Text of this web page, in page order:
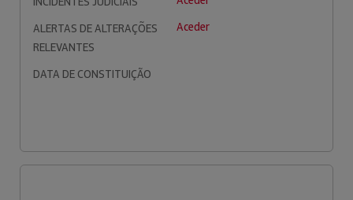
ALERTAS DE ALTERAÇÕES
RELEVANTES
Aceder
DATA DE CONSTITUIÇÃO